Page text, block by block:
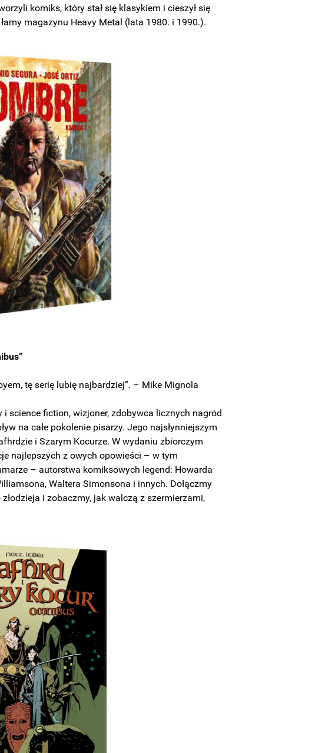
komiks, który stał się klasykiem i cieszył się
magazynu Heavy Metal (lata 1980. i 1990.).
tę serię lubię najbardziej”. – Mike Mignola
science fiction, wizjoner, zdobywca licznych nagród
na całe pokolenie pisarzy. Jego najsłynniejszym
i Szarym Kocurze. W wydaniu zbiorczym
najlepszych z owych opowieści – w tym
– autorstwa komiksowych legend: Howarda
Waltera Simonsona i innych. Dołączmy
i zobaczmy, jak walczą z szermierzami,